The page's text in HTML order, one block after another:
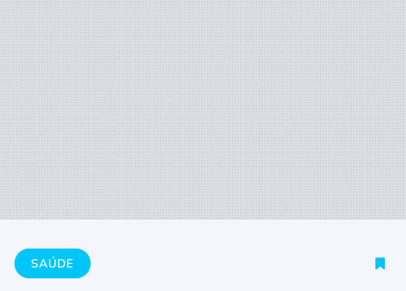
Home Saúde Ex-mulher pede pensão alimentícia para
SAÚDE